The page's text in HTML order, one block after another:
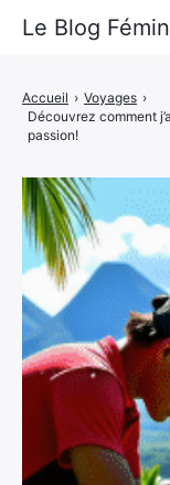
Accueil › Voyages ›
Découvrez comment
passion!
Le Blog
Alimentation
Mode
Beauté
Bien-être
Voyages
Déco & Maison